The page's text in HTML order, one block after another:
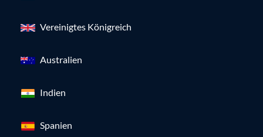
Vereinigtes Königreich
Australien
Indien
Spanien